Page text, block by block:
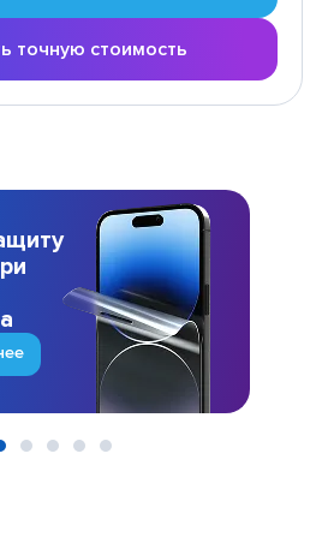
точную стоимость